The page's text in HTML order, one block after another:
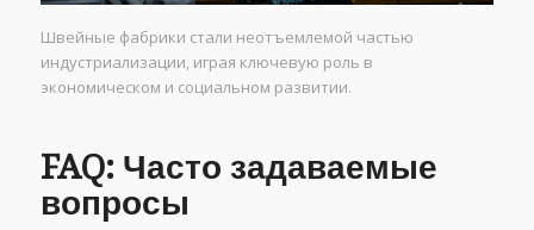
Швейные фабрики стали неотъемлемой частью
индустриализации, играя ключевую роль в
экономическом и социальном развитии.
FAQ: Часто задаваемые
вопросы